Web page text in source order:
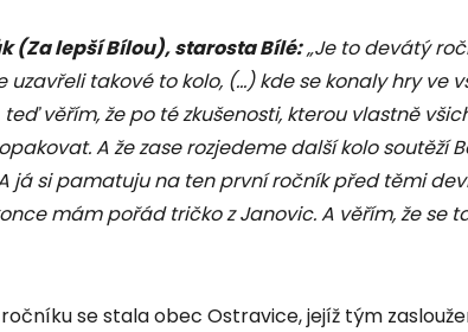
(Za lepší Bílou), starosta Bílé:„Je to devátý
uzavřeli takové to kolo, (...) kde se konaly hry ve
věřím, že po té zkušenosti, kterou vlastně
A že zase rozjedeme další kolo soutěží
já si pamatuju na ten první ročník před těmi
mám pořád tričko z Janovic. A věřím, že se
se stala obec Ostravice, jejíž tým